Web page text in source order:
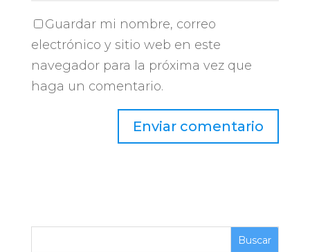
Guardar mi nombre, correo
electrónico y sitio web en este
navegador para la próxima vez que
haga un comentario.